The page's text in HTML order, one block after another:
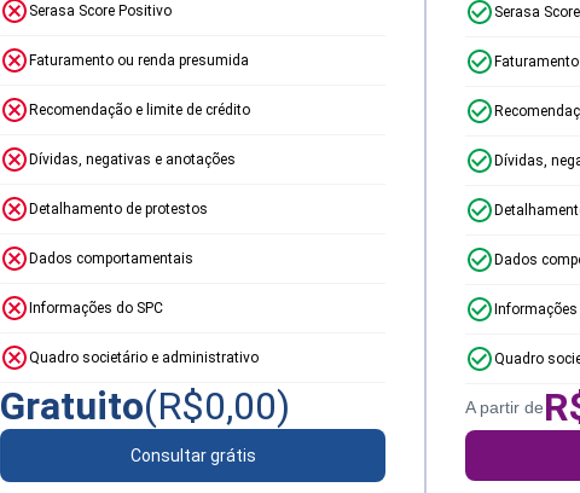
Serasa Score Positivo
Faturamento ou renda presumida
Recomendação e limite de crédito
Dívidas, negativas e anotações
Detalhamento de protestos
Dados comportamentais
Informações do SPC
Quadro societário e administrativo
Gratuito(R$0,00)
Consultar grátis
Serasa
Dívidas,
Dados
Informações
Quadro
A partir de